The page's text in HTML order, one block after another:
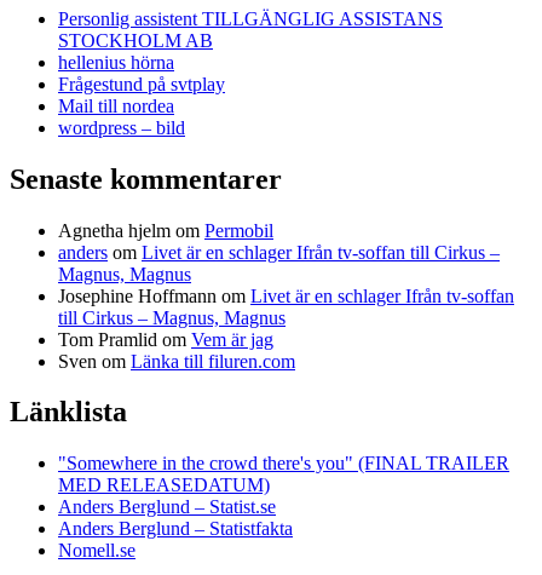
Personlig assistent TILLGÄNGLIG ASSISTANS
STOCKHOLM AB
hellenius hörna
Frågestund på svtplay
Mail till nordea
wordpress – bild
Senaste kommentarer
Agnetha hjelm om Permobil
anders om Livet är en schlager Ifrån tv-soffan till Cirkus –
Magnus, Magnus
Josephine Hoffmann om Livet är en schlager Ifrån tv-soffan
till Cirkus – Magnus, Magnus
Tom Pramlid om Vem är jag
Sven om Länka till filuren.com
Länklista
"Somewhere in the crowd there's you" (FINAL TRAILER
MED RELEASEDATUM)
Anders Berglund – Statist.se
Anders Berglund – Statistfakta
Nomell.se